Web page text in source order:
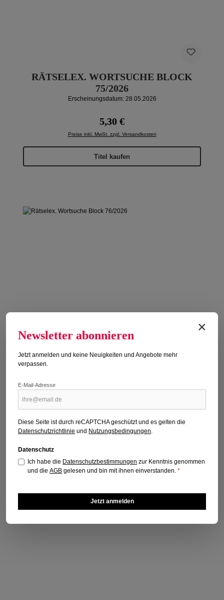
RÄTSELEX. WORTSUCHE BLOCK
75/2026
Erscheinungsdatum: 28.05.2026
Regulärer Preis:
5,30 €
Preise inkl. MwSt. zzgl. Versandkosten
Titel kaufen
RÄTSELEX. WORTSUCHE BLOCK
Erscheinungsdatum: 25.06.2026
Regulärer Preis:
5,30 €
Titel kaufen
×
Newsletter abonnieren
Jetzt anmelden und keine Neuigkeiten und Angebote mehr
verpassen.
E-Mail-Adresse
Diese Seite ist durch reCAPTCHA geschützt und es gelten die
Datenschutzrichtlinie und Nutzungsbedingungen
Datenschutz
Ich habe die Datenschutzbestimmungen zur Kenntnis genommen
und dieAGB gelesen und bin mit ihnen einverstanden.*
Jetzt anmelden